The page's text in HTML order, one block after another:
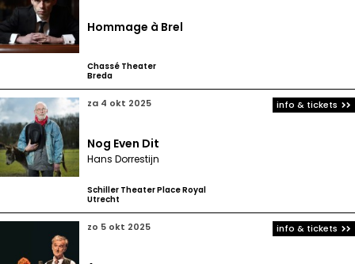
Hommage à Brel
Chassé Theater
Breda
za 4 okt 2025
Nog Even Dit
Hans Dorrestijn
Schiller Theater Place Royal
Utrecht
info & tickets
zo 5 okt 2025 info & tickets